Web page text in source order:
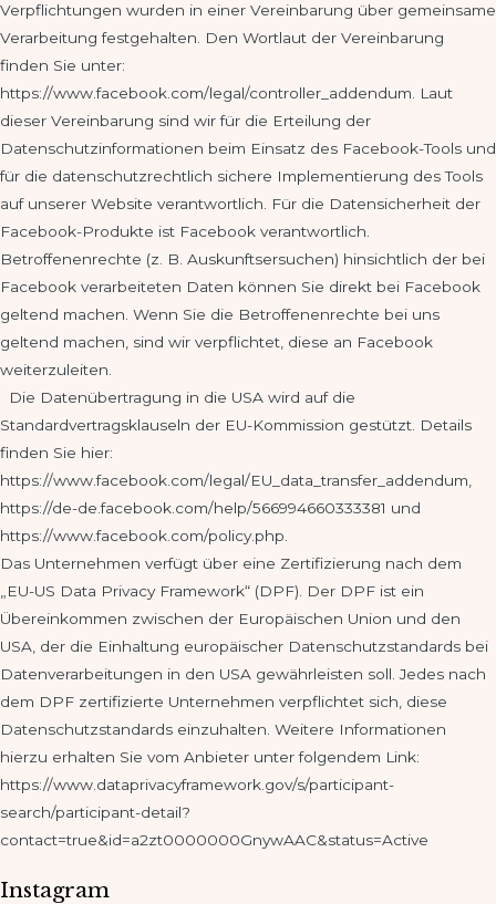
Verpflichtungen wurden in einer Vereinbarung über gemeinsame
Verarbeitung festgehalten. Den Wortlaut der Vereinbarung
finden Sie unter:
https://www.facebook.com/legal/controller_addendum. Laut
dieser Vereinbarung sind wir für die Erteilung der
Datenschutzinformationen beim Einsatz des Facebook-Tools und
für die datenschutzrechtlich sichere Implementierung des Tools
auf unserer Website verantwortlich. Für die Datensicherheit der
Facebook-Produkte ist Facebook verantwortlich.
Betroffenenrechte (z. B. Auskunftsersuchen) hinsichtlich der bei
Facebook verarbeiteten Daten können Sie direkt bei Facebook
geltend machen. Wenn Sie die Betroffenenrechte bei uns
geltend machen, sind wir verpflichtet, diese an Facebook
weiterzuleiten.
Die Datenübertragung in die USA wird auf die
Standardvertragsklauseln der EU-Kommission gestützt. Details
finden Sie hier:
https://www.facebook.com/legal/EU_data_transfer_addendum,
https://de-de.facebook.com/help/566994660333381 und
https://www.facebook.com/policy.php.
Das Unternehmen verfügt über eine Zertifizierung nach dem
„EU-US Data Privacy Framework“ (DPF). Der DPF ist ein
Übereinkommen zwischen der Europäischen Union und den
USA, der die Einhaltung europäischer Datenschutzstandards bei
Datenverarbeitungen in den USA gewährleisten soll. Jedes nach
dem DPF zertifizierte Unternehmen verpflichtet sich, diese
Datenschutzstandards einzuhalten. Weitere Informationen
hierzu erhalten Sie vom Anbieter unter folgendem Link:
https://www.dataprivacyframework.gov/s/participant-
search/participant-detail?
contact=true&id=a2zt0000000GnywAAC&status=Active
Instagram